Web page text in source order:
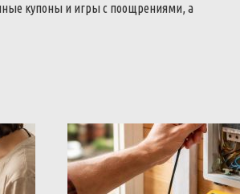
купоны и игрыс поощрениями, а